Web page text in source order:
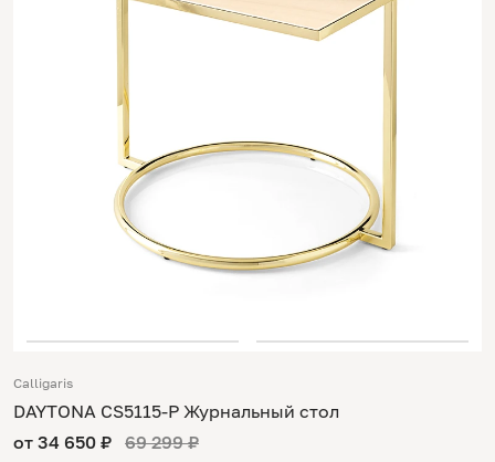
Calligaris
DAYTONA CS5115-P Журнальный стол
от 34 650 ₽ 69 299 ₽